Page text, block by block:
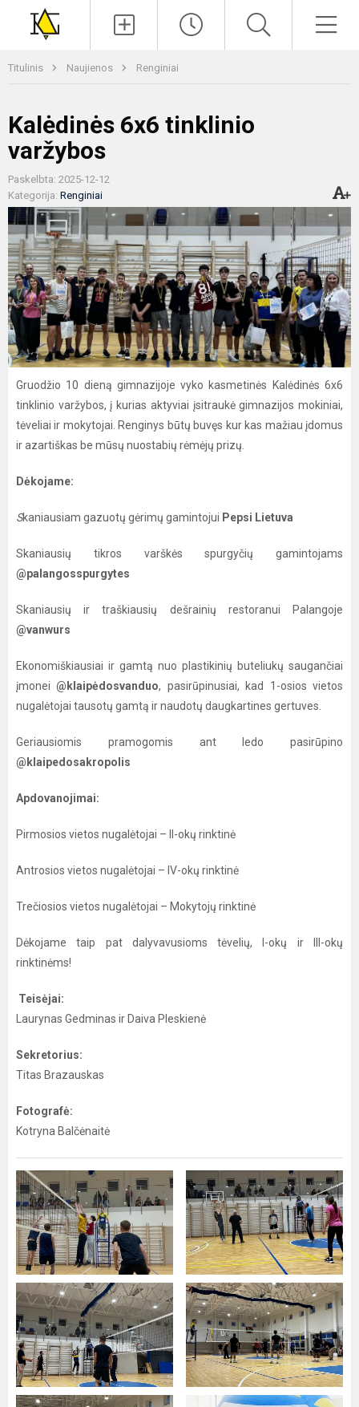
Titulinis Naujienos Renginiai
Kalėdinės 6x6 tinklinio
varžybos
Paskelbta: 2025-12-12
Kategorija: Renginiai
Gruodžio 10 dieną gimnazijoje vyko kasmetinės Kalėdinės 6x6
tinklinio varžybos, į kurias aktyviai įsitraukė gimnazijos mokiniai,
tėveliai ir mokytojai. Renginys būtų buvęs kur kas mažiau įdomus
ir azartiškas be mūsų nuostabių rėmėjų prizų.
Dėkojame:
Skaniausiam gazuotų gėrimų gamintojui Pepsi Lietuva
Skaniausių tikros varškės spurgyčių gamintojams
@palangosspurgytes
Skaniausių ir traškiausių dešrainių restoranui Palangoje
@vanwurs
Ekonomiškiausiai ir gamtą nuo plastikinių buteliukų saugančiai
įmonei@klaipėdosvanduo, pasirūpinusiai, kad 1-osios vietos
nugalėtojai tausotų gamtą ir naudotų daugkartines gertuves.
Geriausiomis pramogomis ant ledo pasirūpino
@klaipedosakropolis
Apdovanojimai:
Pirmosios vietos nugalėtojai – II-okų rinktinė
Antrosios vietos nugalėtojai – IV-okų rinktinė
Trečiosios vietos nugalėtojai – Mokytojų rinktinė
Dėkojame taip pat dalyvavusioms tėvelių, I-okų ir III-okų
rinktinėms!
Teisėjai:
Laurynas Gedminas ir Daiva Pleskienė
Sekretorius:
Titas Brazauskas
Fotografė:
Kotryna Balčėnaitė